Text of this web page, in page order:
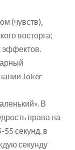
(чувств),
восторга;
эффектов.
Joker
В
права на
55 секунд, в
секунду